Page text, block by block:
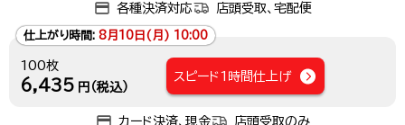
各種決済対応 店頭受取、宅配便
仕上がり時間: 8月10日(月) 10:00
100枚
6,435 円（税込）
スピード1時間仕上げ
カード決済、現金 店頭受取のみ